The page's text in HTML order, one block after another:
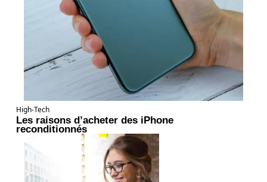
High-Tech
Les raisons d’acheter des iPhone
reconditionnés